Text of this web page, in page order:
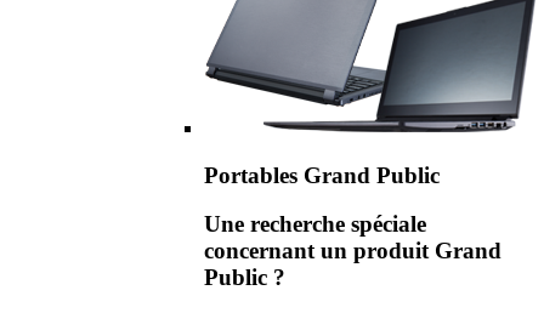
Portables Grand Public
Une recherche spéciale
concernant un produit Grand
Public ?